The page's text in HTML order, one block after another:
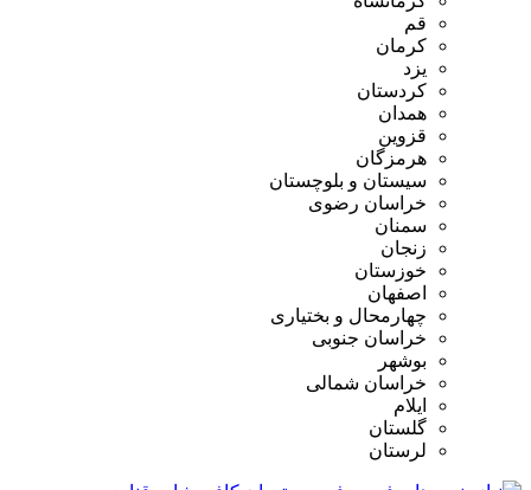
قم
کرمان
یزد
کردستان
همدان
قزوین
هرمزگان
سیستان و بلوچستان
خراسان رضوی
سمنان
زنجان
خوزستان
اصفهان
چهارمحال و بختیاری
خراسان جنوبی
بوشهر
خراسان شمالی
ایلام
گلستان
لرستان